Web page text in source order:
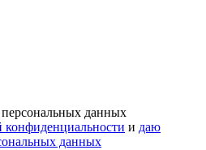
персональных данных
конфиденциальности и даю
данных